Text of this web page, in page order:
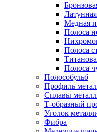
Медная
Полоса
Полоса
Полоса
Полособульб
Профиль
Сплавы
Т-образный
Уголок
Фибра